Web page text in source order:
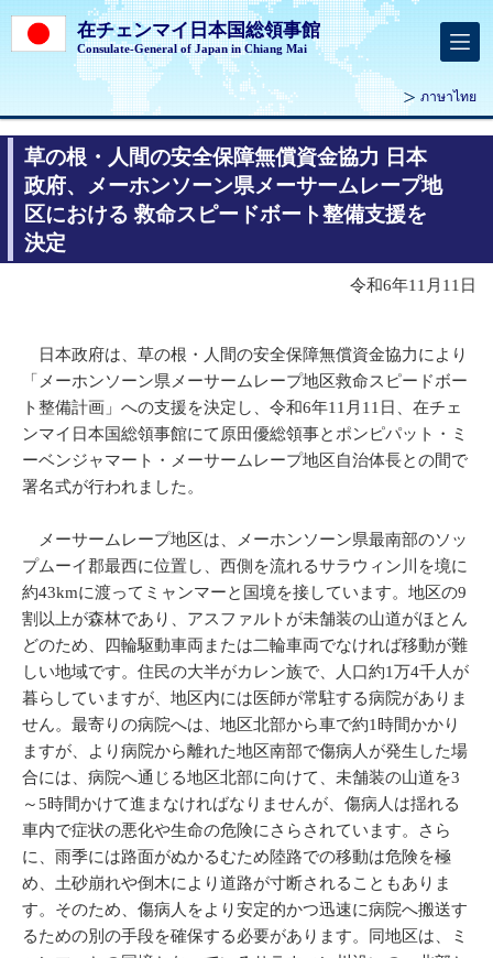
在チェンマイ日本国総領事館
Consulate-General of Japan in Chiang Mai
ภาษาไทย
草の根・人間の安全保障無償資金協力 日本
政府、メーホンソーン県メーサームレープ地
区における 救命スピードボート整備支援を
決定
令和6年11月11日
日本政府は、草の根・人間の安全保障無償資金協力により
「メーホンソーン県メーサームレープ地区救命スピードボー
ト整備計画」への支援を決定し、令和6年11月11日、在チェ
ンマイ日本国総領事館にて原田優総領事とポンピパット・ミ
ーベンジャマート・メーサームレープ地区自治体長との間で
署名式が行われました。
メーサームレープ地区は、メーホンソーン県最南部のソッ
プムーイ郡最西に位置し、西側を流れるサラウィン川を境に
約43kmに渡ってミャンマーと国境を接しています。地区の9
割以上が森林であり、アスファルトが未舗装の山道がほとん
どのため、四輪駆動車両または二輪車両でなければ移動が難
しい地域です。住民の大半がカレン族で、人口約1万4千人が
暮らしていますが、地区内には医師が常駐する病院がありま
せん。最寄りの病院へは、地区北部から車で約1時間かかり
ますが、より病院から離れた地区南部で傷病人が発生した場
合には、病院へ通じる地区北部に向けて、未舗装の山道を3
～5時間かけて進まなければなりませんが、傷病人は揺れる
車内で症状の悪化や生命の危険にさらされています。さら
に、雨季には路面がぬかるむため陸路での移動は危険を極
め、土砂崩れや倒木により道路が寸断されることもありま
す。そのため、傷病人をより安定的かつ迅速に病院へ搬送す
るための別の手段を確保する必要があります。同地区は、ミ